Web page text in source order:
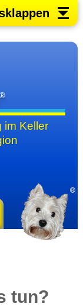
®
im Keller
tun?